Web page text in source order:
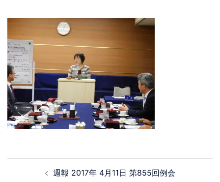
週報 2017年 4月11日 第855回例会